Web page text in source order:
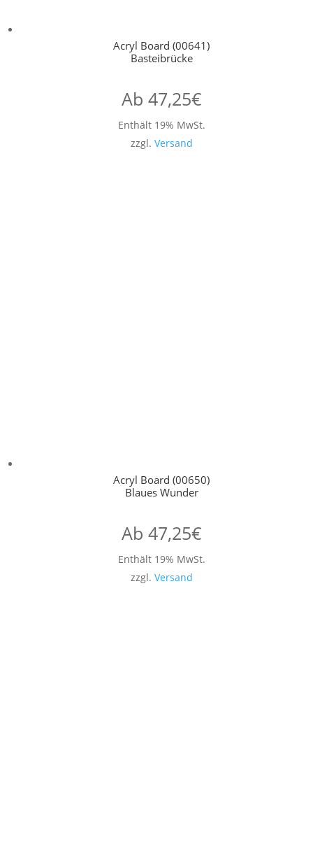
Acryl Board (00641)
Basteibrücke
Ab 47,25€
Enthält 19% MwSt.
zzgl. Versand
Acryl Board (00650)
Blaues Wunder
Ab 47,25€
Enthält 19% MwSt.
zzgl. Versand